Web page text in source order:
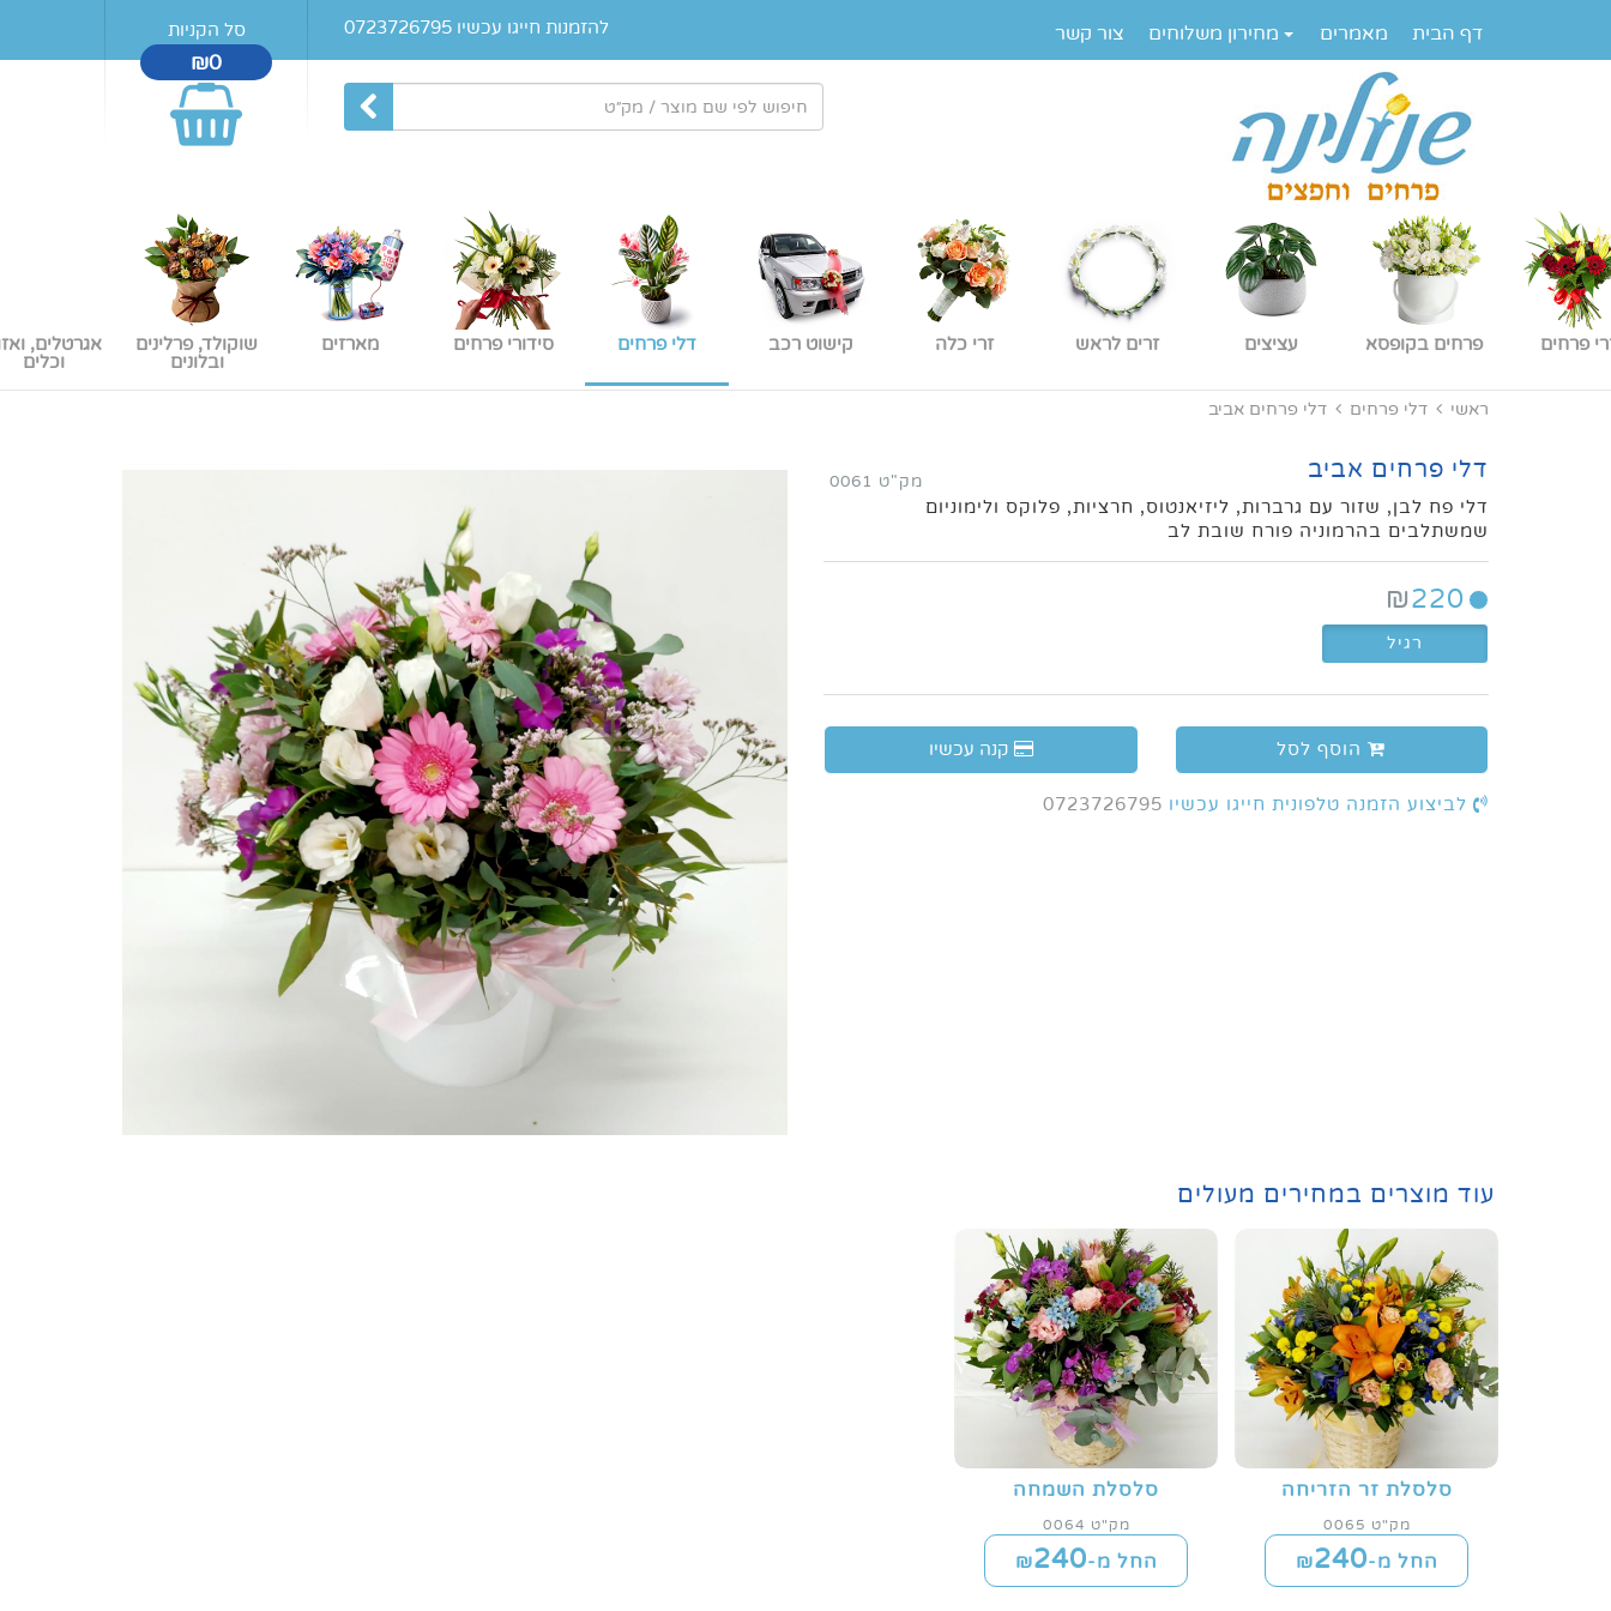
סל הקניות
₪0
להזמנות חייגו עכשיו 0723726795 דף הבית מאמרים מחירון משלוחים צור קשר
פרחים פרחים בקופסא עציצים זרים לראש זרי כלה קישוט רכב דלי פרחים סידורי פרחים מארזים
שוקולד, פרלינים
ובלונים
אגרטלים,
וכלים
ראשי דלי פרחים דלי פרחים אביב
דלי פרחים אביב מק"ט 0061
דלי פח לבן, שזור עם גרברות, ליזיאנטוס, חרציות, פלוקס ולימוניום
שמשתלבים בהרמוניה פורח שובת לב
₪220
רגיל
הוסף לסל קנה עכשיו
לביצוע הזמנה טלפונית חייגו עכשיו 0723726795
עוד מוצרים במחירים מעולים
סלסלת זר הזריחה
מק"ט 0065
החל מ-₪240
סלסלת השמחה
מק"ט 0064
החל מ-₪240